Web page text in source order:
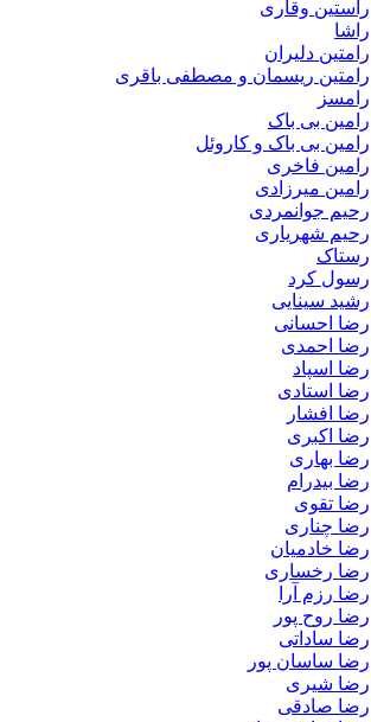
راستین وقاری
راشا
رامتین دلیران
رامتین ریسمان و مصطفی باقری
رامسز
رامین بی باک
رامین بی باک و کاروئل
رامین فاخری
رامین میرزادی
رحیم جوانمردی
رحیم شهریاری
رستاک
رسول کرد
رشید سینایی
رضا احسانی
رضا احمدی
رضا اسپاد
رضا استادی
رضا افشار
رضا اکبری
رضا بهاری
رضا بیدرام
رضا تقوی
رضا چناری
رضا خادمیان
رضا رخساری
رضا رزم آرا
رضا روح پور
رضا ساداتی
رضا ساسان پور
رضا شیری
رضا صادقی